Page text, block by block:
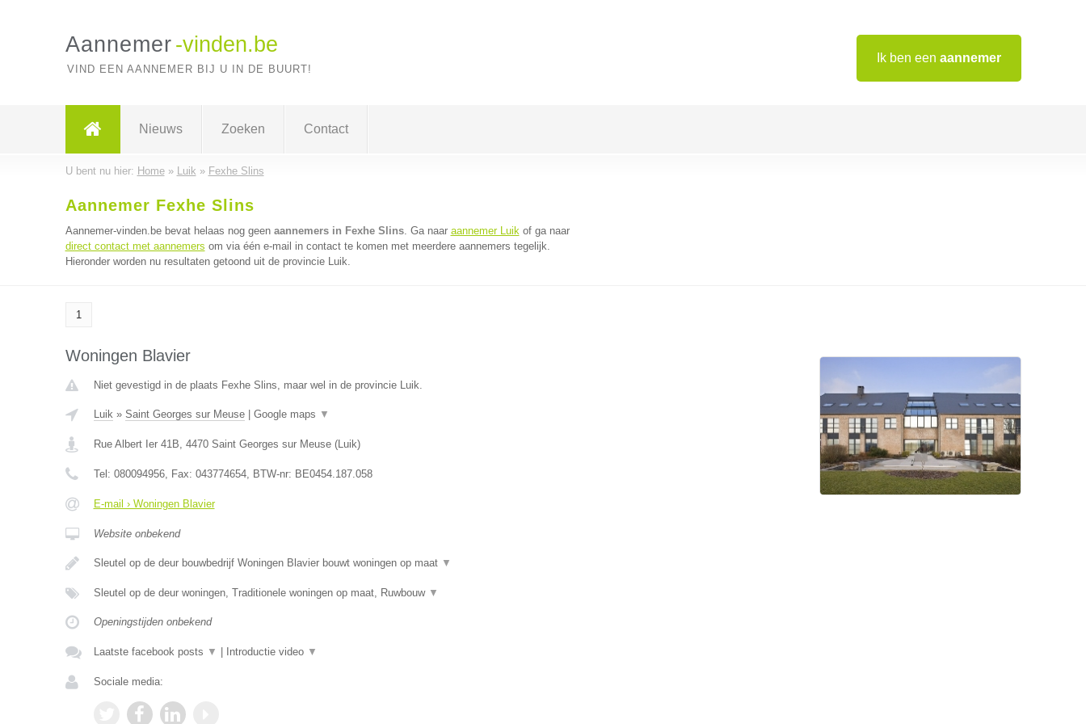
Ik ben een aannemer
Aannemer -vinden.be
VIND EEN AANNEMER BIJ U IN DE BUURT!
Nieuws Zoeken Contact
U bent nu hier: Home» Luik » Fexhe Slins
Aannemer Fexhe Slins
Aannemer-vinden.be bevat helaas nog geen aannemers in Fexhe Slins. Ga naar aannemer Luikof ga naar
direct contact met aannemers om via één e-mail in contact te komen met meerdere aannemers tegelijk.
Hieronder worden nu resultaten getoond uit de provincie Luik.
1
Woningen Blavier
Niet gevestigd in de plaats Fexhe Slins, maar wel in de provincie Luik.
Luik» Saint Georges sur Meuse| Google maps ▼
Rue Albert Ier 41B, 4470 Saint Georges sur Meuse(Luik)
Tel: 080094956, Fax: 043774654, BTW-nr: BE0454.187.058
E-mail › Woningen Blavier
Website onbekend
Sleutel op de deur bouwbedrijf Woningen Blavier bouwt woningen op maat ▼
Sleutel op de deur woningen, Traditionele woningen op maat, Ruwbouw ▼
Openingstijden onbekend
Laatste facebook posts ▼ Introductie video ▼
Sociale media: